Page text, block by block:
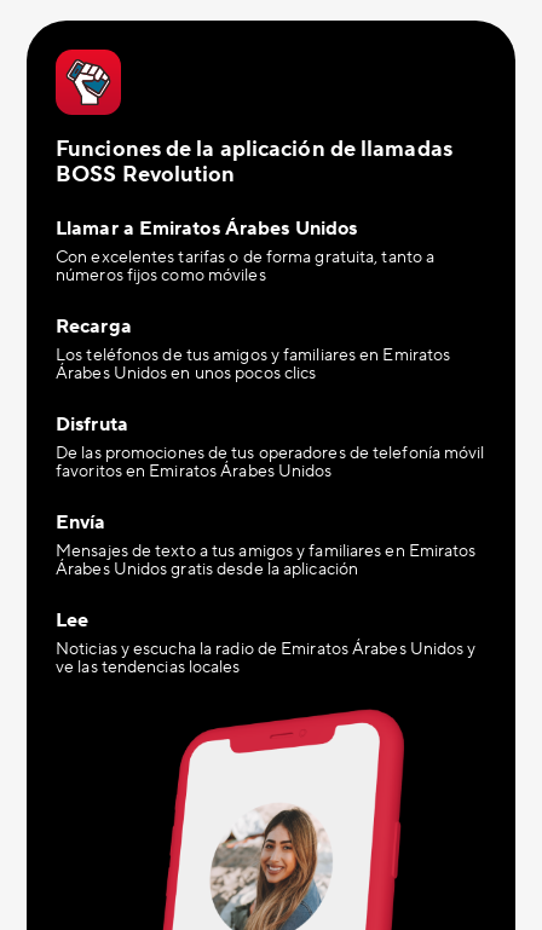
Funciones de la aplicación de llamadas
BOSS Revolution
Llamar a Emiratos Árabes Unidos
Con excelentes tarifas o de forma gratuita, tanto a
números fijos como móviles
Recarga
Los teléfonos de tus amigos y familiares en Emiratos
Árabes Unidos en unos pocos clics
Disfruta
De las promociones de tus operadores de telefonía móvil
favoritos en Emiratos Árabes Unidos
Envía
Mensajes de texto a tus amigos y familiares en Emiratos
Árabes Unidos gratis desde la aplicación
Lee
Noticias y escucha la radio de Emiratos Árabes Unidos y
ve las tendencias locales